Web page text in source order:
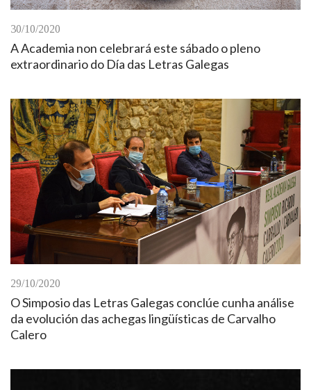
30/10/2020
A Academia non celebrará este sábado o pleno
extraordinario do Día das Letras Galegas
29/10/2020
O Simposio das Letras Galegas conclúe cunha análise
da evolución das achegas lingüísticas de Carvalho
Calero